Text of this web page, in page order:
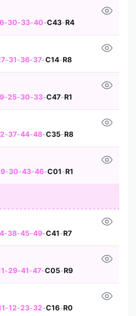
-30-33-40-C43-R4
-31-36-37-C14-R8
-25-30-33-C47-R1
-37-44-48-C35-R8
-30-43-46-C01-R1
-38-45-49-C41-R7
-29-41-47-C05-R9
-12-23-32-C16-R0